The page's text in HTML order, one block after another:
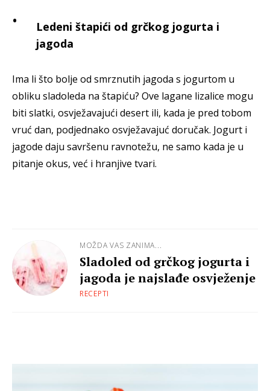
Ledeni štapići od grčkog jogurta i
jagoda
Ima li što bolje od smrznutih jagoda s jogurtom u
obliku sladoleda na štapiću? Ove lagane lizalice mogu
biti slatki, osvježavajući desert ili, kada je pred tobom
vruć dan, podjednako osvježavajuć doručak. Jogurt i
jagode daju savršenu ravnotežu, ne samo kada je u
pitanje okus, već i hranjive tvari.
MOŽDA VAS ZANIMA...
Sladoled od grčkog jogurta i
jagoda je najslađe osvježenje
RECEPTI